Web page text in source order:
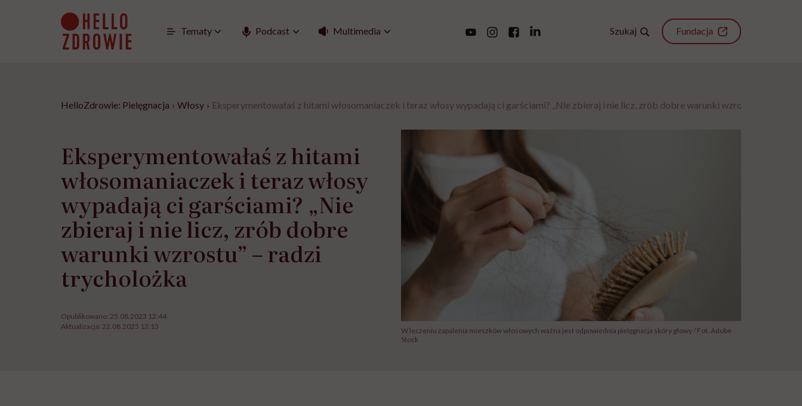
Tematy Podcast Multimedia Szukaj Fundacja
HelloZdrowie: Pielęgnacja › Włosy › Eksperymentowałaś z hitami włosomaniaczek i teraz włosy wypadają ci garściami? „Nie zbieraj i nie licz, zrób dobre warunki wzrostu” – radzi
Eksperymentowałaś z hitami
włosomaniaczek i teraz włosy
wypadają ci garściami? „Nie
zbieraj i nie licz, zrób dobre
warunki wzrostu” – radzi
trycholożka
Opublikowano: 25.08.2023 12:44
Aktualizacja: 22.08.2025 13:13
W leczeniu zapalenia mieszków włosowych ważna jest odpowiednia pielęgnacja skóry głowy / Fot. Adobe
Stock